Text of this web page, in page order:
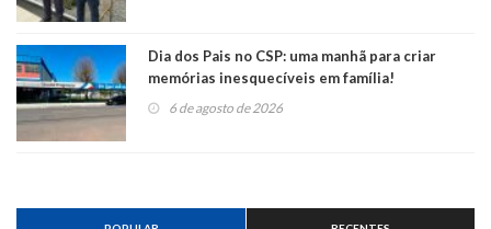
Dia dos Pais no CSP: uma manhã para criar
memórias inesquecíveis em família!
6 de agosto de 2026